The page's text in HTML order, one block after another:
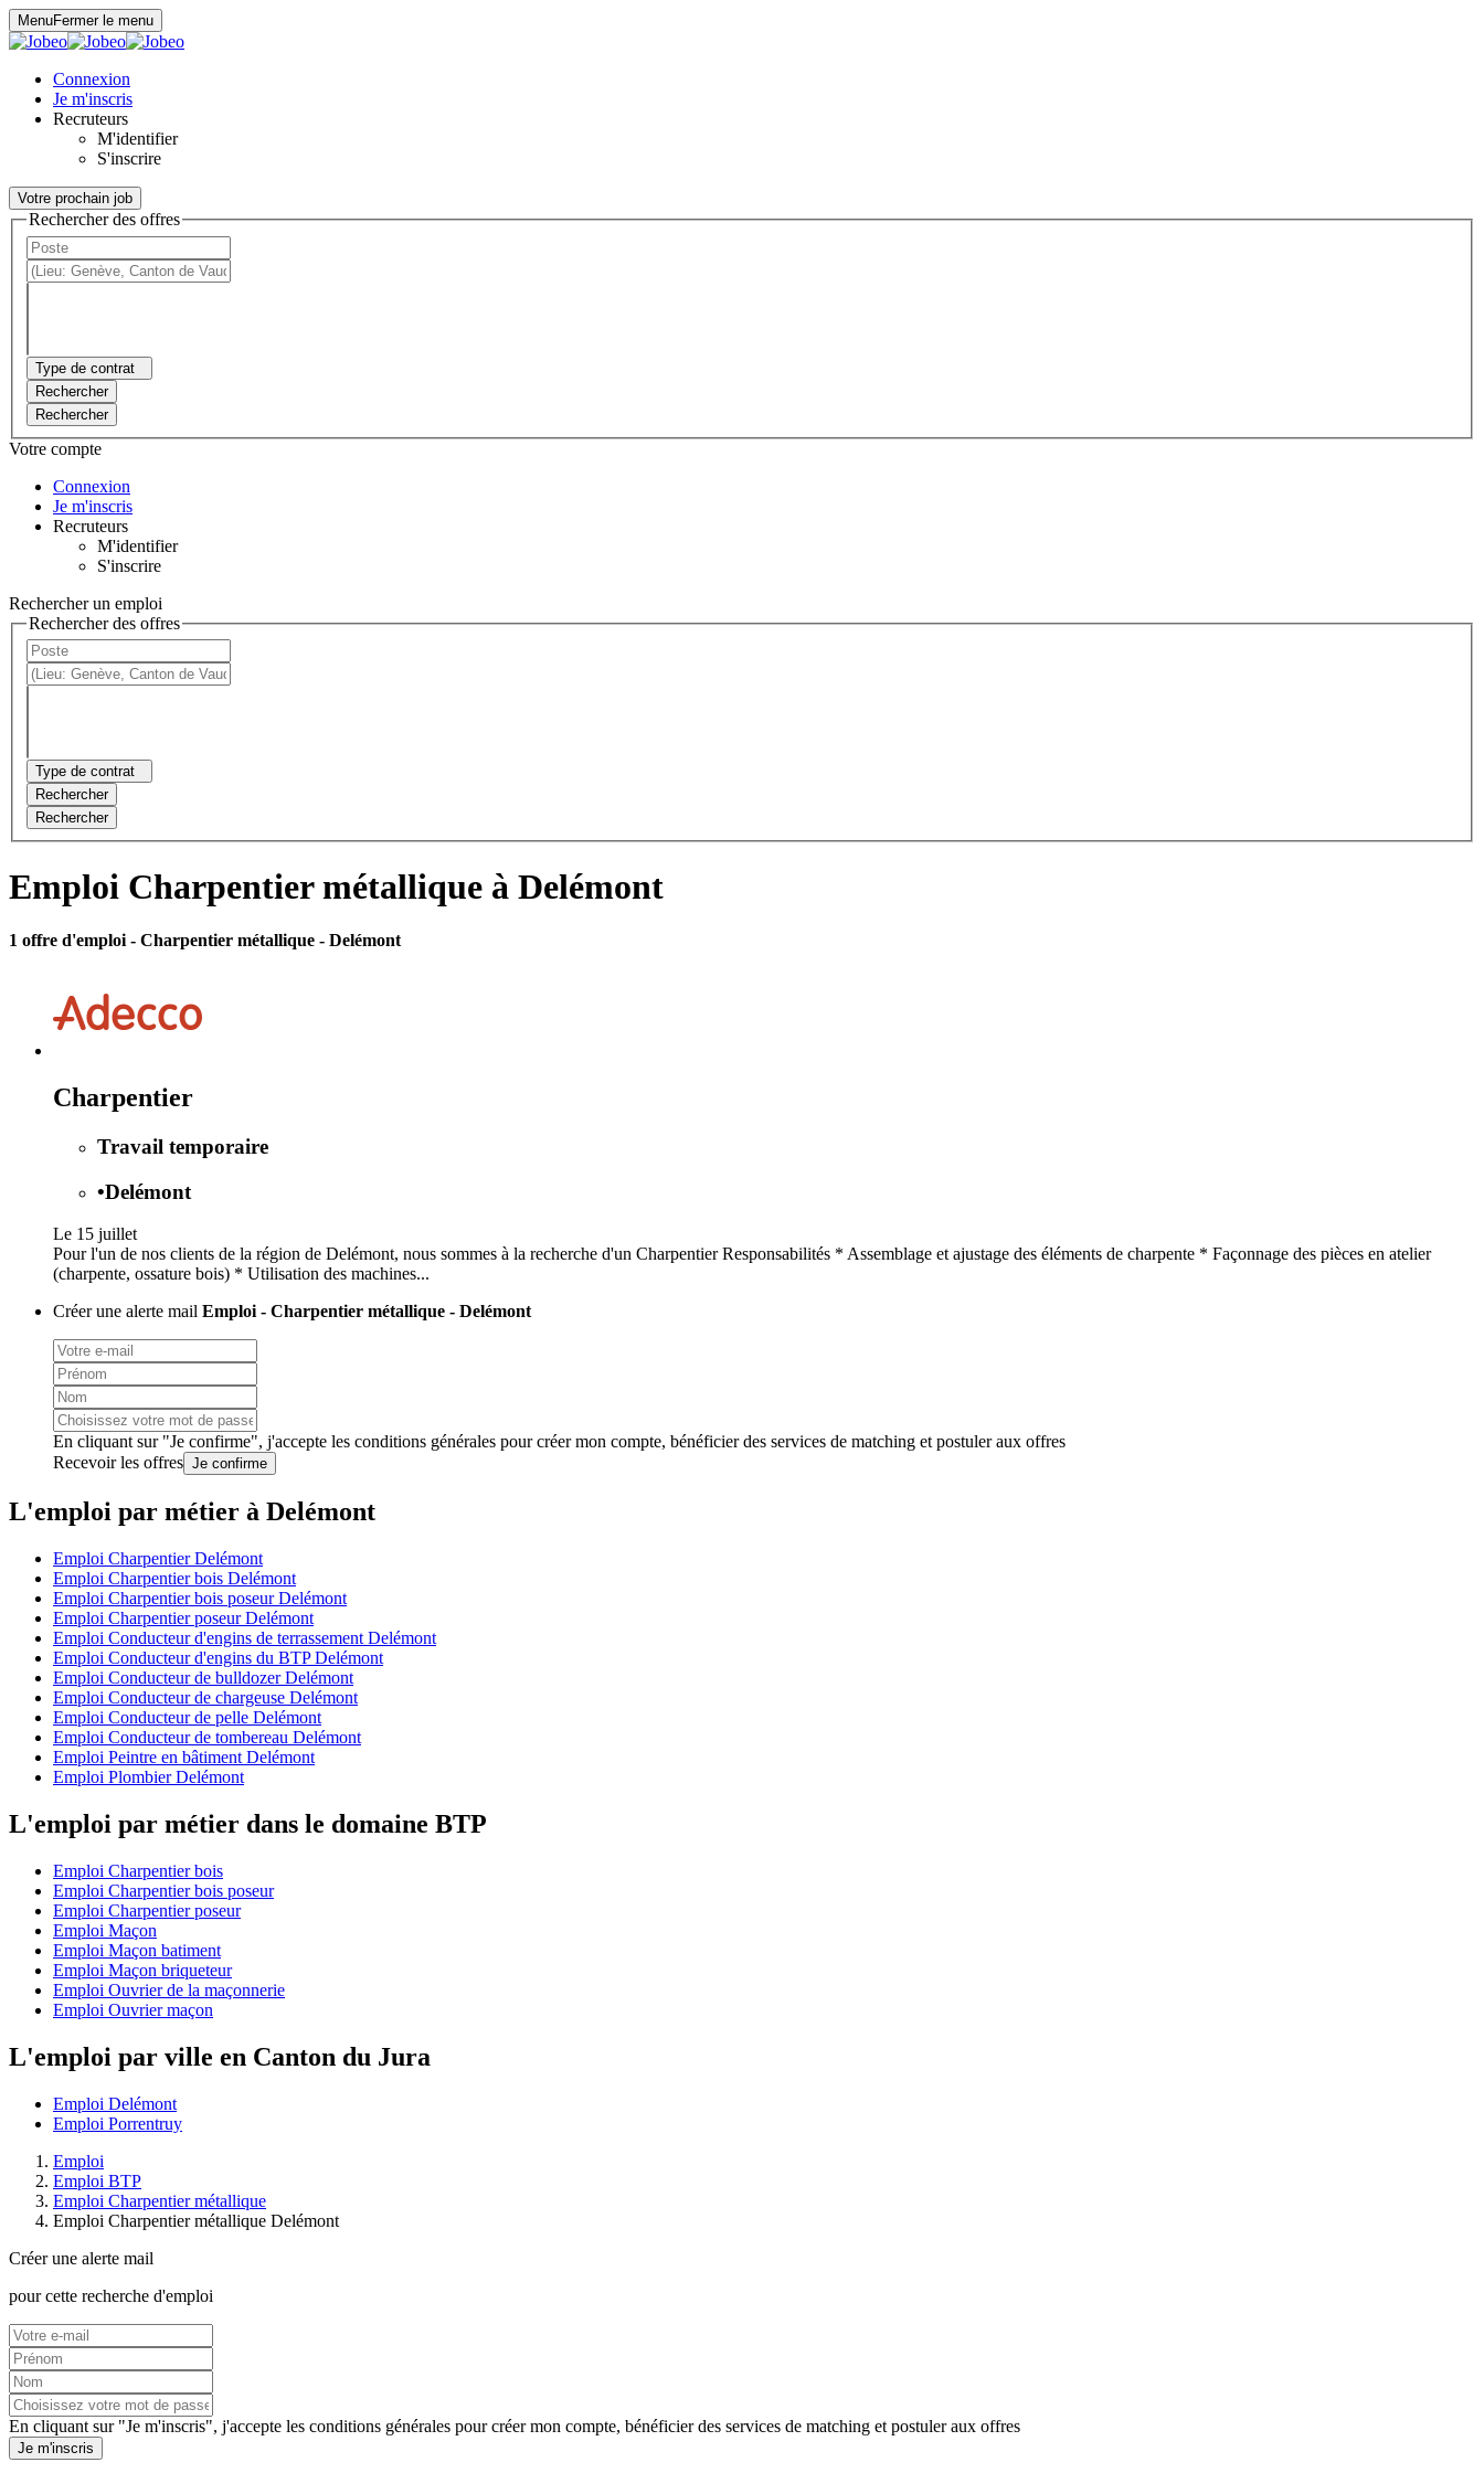
MenuFermer le menu
Connexion
Je m'inscris
Recruteurs
M'identifier
S'inscrire
Votre prochain job
Rechercher des offres
Type de contrat
Rechercher
Rechercher
Votre compte
Connexion
Je m'inscris
Recruteurs
M'identifier
S'inscrire
Rechercher un emploi
Rechercher des offres
Type de contrat
Rechercher
Rechercher
Emploi Charpentier métallique à Delémont
1 offre d'emploi - Charpentier métallique - Delémont
Charpentier
Travail temporaire
•Delémont
Le 15 juillet
Pour l'un de nos clients de la région de Delémont, nous sommes à la recherche d'un Charpentier Responsabilités * Assemblage et ajustage des éléments de charpente * Façonnage des pièces en atelier
(charpente, ossature bois) * Utilisation des machines...
Créer une alerte mail Emploi - Charpentier métallique - Delémont
En cliquant sur "Je confirme", j'accepte les conditions générales pour créer mon compte, bénéficier des services de matching et postuler aux offres
Recevoir les offres Je confirme
L'emploi par métier à Delémont
Emploi Charpentier Delémont
Emploi Charpentier bois Delémont
Emploi Charpentier bois poseur Delémont
Emploi Charpentier poseur Delémont
Emploi Conducteur d'engins de terrassement Delémont
Emploi Conducteur d'engins du BTP Delémont
Emploi Conducteur de bulldozer Delémont
Emploi Conducteur de chargeuse Delémont
Emploi Conducteur de pelle Delémont
Emploi Conducteur de tombereau Delémont
Emploi Peintre en bâtiment Delémont
Emploi Plombier Delémont
L'emploi par métier dans le domaine BTP
Emploi Charpentier bois
Emploi Charpentier bois poseur
Emploi Charpentier poseur
Emploi Maçon
Emploi Maçon batiment
Emploi Maçon briqueteur
Emploi Ouvrier de la maçonnerie
Emploi Ouvrier maçon
L'emploi par ville en Canton du Jura
Emploi Delémont
Emploi Porrentruy
Emploi
Emploi BTP
Emploi Charpentier métallique
Emploi Charpentier métallique Delémont
Créer une alerte mail
pour cette recherche d'emploi
En cliquant sur "Je m'inscris", j'accepte les conditions générales pour créer mon compte, bénéficier des services de matching et postuler aux offres
Je m'inscris
Panneau de gestion des cookies